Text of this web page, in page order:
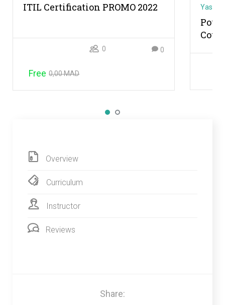
ITIL Certification PROMO 2022
0 0
0,00 MAD
Free
Overview
Curriculum
Instructor
Reviews
Share: